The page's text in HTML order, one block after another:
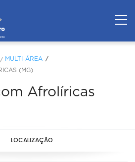
/ MULTI-ÁREA
(MG)
Afrolíricas
LOCALIZAÇÃO